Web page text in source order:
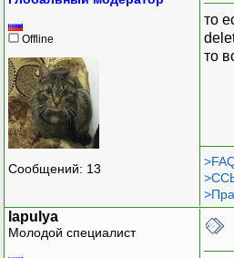
Offline
Сообщений: 13
то
то
lapulya
Молодой специалист